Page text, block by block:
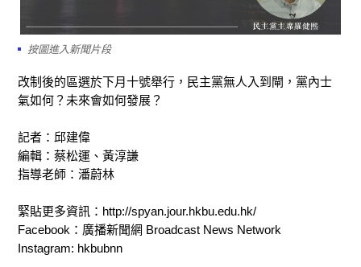
按圖進入新聞片段
改制後的區選於下月十號舉行，民主黨無人入到閘，黨內士
氣如何？未來會如何發展？
記者：邱建偉
編輯：蔡松運、黃淳謙
指導老師：潘蔚林
緊貼更多資訊：http://spyan.jour.hkbu.edu.hk/
Facebook：廣播新聞網 Broadcast News Network
Instagram: hkbubnn